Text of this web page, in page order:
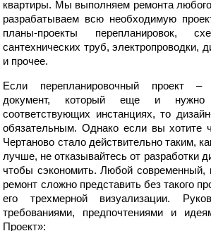
квартиры. Мы выполняем ремонта
разрабатываем всю необходимую
планы-проекты перепланировок,
сантехнических труб, электропроводки,
и прочее.
Если перепланировочный проект –
документ, который еще и нужно
соответствующих инстанциях, то
обязательным. Однако если вы хотите
Чертаново стало действительно таким,
лучше, не отказывайтесь от разработки
чтобы сэкономить. Любой современный,
ремонт сложно представить без такого
его трехмерной визуализации.
требованиями, предпочтениями и
Проект»: